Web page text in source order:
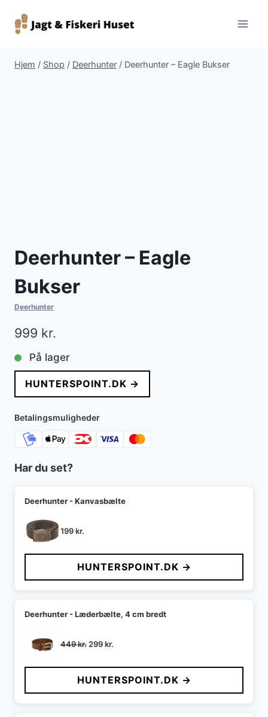
Hjem / Shop / Deerhunter / Deerhunter – Eagle Bukser
Deerhunter – Eagle
Bukser
Deerhunter
999 kr.
På lager
HUNTERSPOINT.DK →
Betalingsmuligheder
Har du set?
Deerhunter - Kanvasbælte
199kr.
HUNTERSPOINT.DK →
Deerhunter - Læderbælte, 4 cm bredt
449kr. Den
pris
var:
449 kr..
299kr.
pris
er:
299 kr..
HUNTERSPOINT.DK →